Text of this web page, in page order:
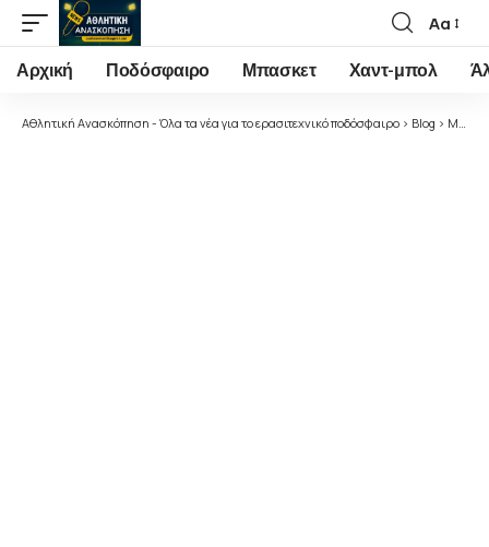
Font
Resizer
Αα
Αρχική Ποδόσφαιρο Μπασκετ Χαντ-μπολ
Αθλητική Ανασκόπηση - Όλα τα νέα για το ερασιτεχνικό ποδόσφαιρο > Blog > Μπάσκετ